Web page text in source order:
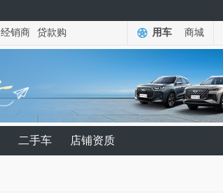
经销商 贷款购 用车 商城
二手车 店铺资质